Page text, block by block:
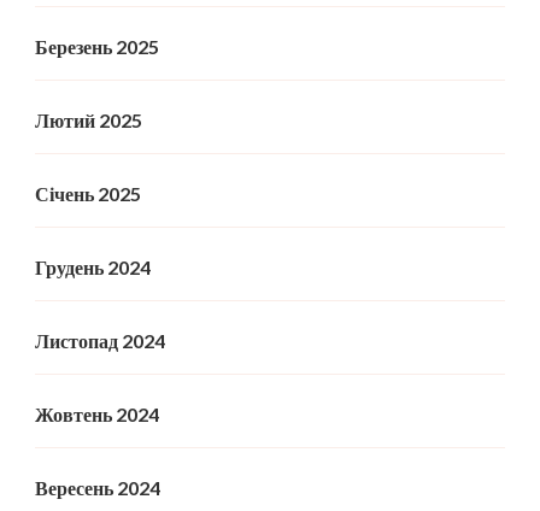
Березень 2025
Лютий 2025
Січень 2025
Грудень 2024
Листопад 2024
Жовтень 2024
Вересень 2024